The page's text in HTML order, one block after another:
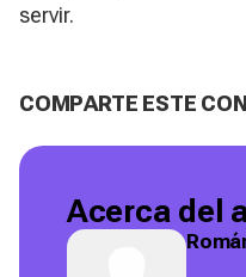
servir.
COMPARTE ESTE
Acerca del